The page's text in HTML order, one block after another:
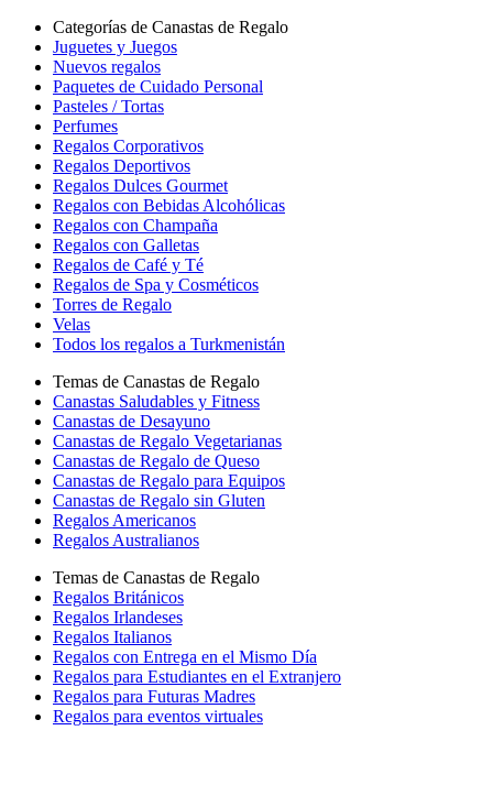
Categorías de Canastas de Regalo
Juguetes y Juegos
Nuevos regalos
Paquetes de Cuidado Personal
Pasteles / Tortas
Perfumes
Regalos Corporativos
Regalos Deportivos
Regalos Dulces Gourmet
Regalos con Bebidas Alcohólicas
Regalos con Champaña
Regalos con Galletas
Regalos de Café y Té
Regalos de Spa y Cosméticos
Torres de Regalo
Velas
Todos los regalos a Turkmenistán
Temas de Canastas de Regalo
Canastas Saludables y Fitness
Canastas de Desayuno
Canastas de Regalo Vegetarianas
Canastas de Regalo de Queso
Canastas de Regalo para Equipos
Canastas de Regalo sin Gluten
Regalos Americanos
Regalos Australianos
Temas de Canastas de Regalo
Regalos Británicos
Regalos Irlandeses
Regalos Italianos
Regalos con Entrega en el Mismo Día
Regalos para Estudiantes en el Extranjero
Regalos para Futuras Madres
Regalos para eventos virtuales